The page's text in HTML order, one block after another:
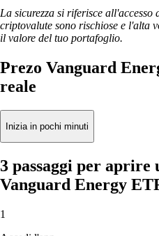
La sicurezza si riferisce
criptovalute sono rischiose e l'alta
il valore del tuo portafoglio.
Prezo Vanguard
reale
Inizia in pochi minuti
3 passaggi per aprire
Vanguard Energy
1